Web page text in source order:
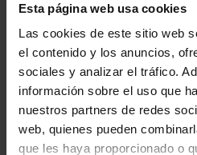
Esta página web usa cookies
Las cookies de este sitio web
el contenido y los anuncios,
sociales y analizar el tráfico.
información sobre el uso que
nuestros partners de redes
web, quienes pueden
que les haya proporcionado o
CAPITALES ESPAÑOLAS
- PALENCIA
73,00 €